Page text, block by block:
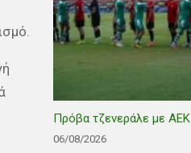
Πρόβα τζενεράλε με ΑΕΚ
06/08/2026